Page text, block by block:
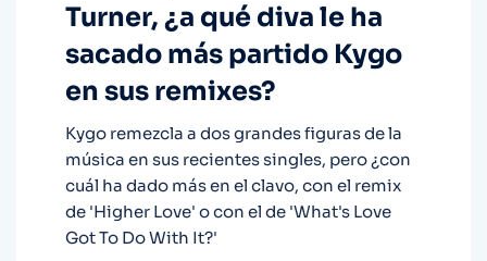
Turner, ¿a qué diva le ha
sacado más partido Kygo
en sus remixes?
Kygo remezcla a dos grandes figuras de la
música en sus recientes singles, pero ¿con
cuál ha dado más en el clavo, con el remix
de 'Higher Love' o con el de 'What's Love
Got To Do With It?'